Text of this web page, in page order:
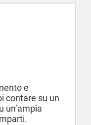
e
contare su un
un’ampia